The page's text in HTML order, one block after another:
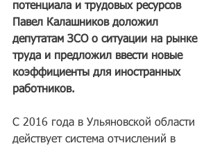
потенциала и трудовых ресурсов
Павел Калашников доложил
депутатам ЗСО о ситуации на рынке
труда и предложил ввести новые
коэффициенты для иностранных
работников.
С 2016 года в Ульяновской области
действует система отчислений в